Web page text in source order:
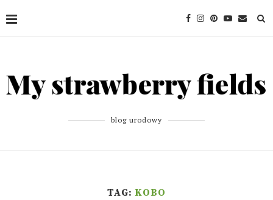
blog urodowy
TAG: KOBO